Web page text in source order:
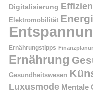
Digitalisierung
Elektromobilität
Ernährungstipps
Ernährung
Gesundheitswesen
Luxusmode Mentale